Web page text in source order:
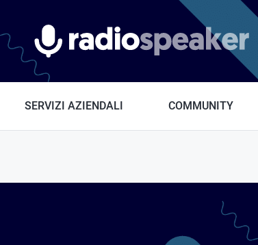
Radiospeaker.it
SERVIZI AZIENDALI COMMUNITY